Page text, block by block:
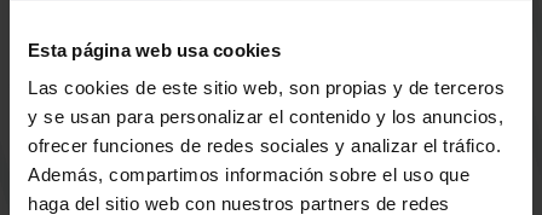
Esta página web usa cookies
Las cookies de este sitio web, son propias y de terceros
y se usan para personalizar el contenido y los anuncios,
ofrecer funciones de redes sociales y analizar el tráfico.
Además, compartimos información sobre el uso que
haga del sitio web con nuestros partners de redes
SARRERAK
ABONATUAK
EGUTEGIA
Baskoniaren Pribatutasun politika irakurri eta onartzen dut eta
Baskoniaren jarduerei, produktuei, zerbitzuei, lehiaketei, eskaintzei
eta/edo sustapenei buruzko komunikazio elektronikoak jaso nahi ditut.
DENDA OFIZIALA BASKONIA
SARRERAK